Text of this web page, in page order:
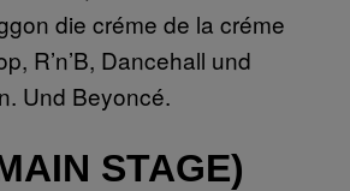
die créme de la créme
R’n’B, Dancehall und
Und Beyoncé.
STAGE)